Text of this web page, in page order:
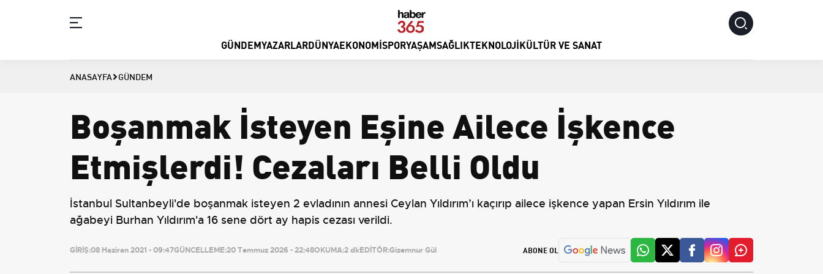
GÜNDEMYAZARLARDÜNYAEKONOMISPORYAŞAMSAĞLIKTEKNOLOJIKÜLTÜR VE SANAT
ANASAYFA GÜNDEM
Boşanmak İsteyen Eşine Ailece İşkence
Etmişlerdi! Cezaları Belli Oldu
İstanbul Sultanbeyli'de boşanmak isteyen 2 evladının annesi Ceylan Yıldırım’ı kaçırıp ailece işkence yapan Ersin Yıldırım ile
ağabeyi Burhan Yıldırım'a 16 sene dört ay hapis cezası verildi.
GİRİŞ:08 Haziran 2021 - 09:47GÜNCELLEME:20 Temmuz 2026 - 22:48OKUMA:2 dkEDİTÖR:Gizemnur Gül ABONE OL